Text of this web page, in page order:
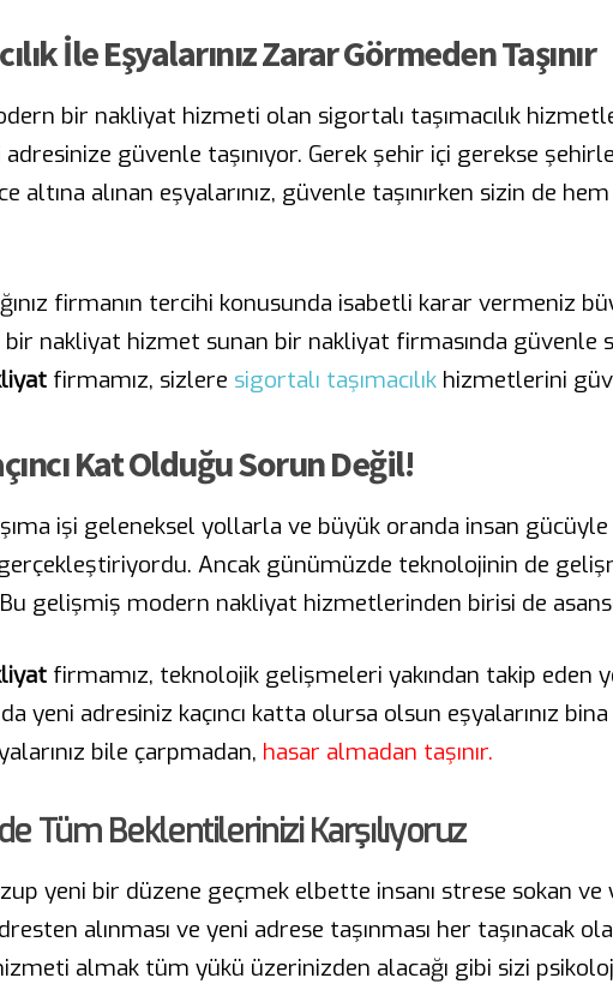
İle Eşyalarınız Zarar Görmeden Taşınır
bir nakliyat hizmeti olan sigortalı taşımacılık
güvenle taşınıyor. Gerek şehir içi gerekse
altına alınan eşyalarınız, güvenle taşınırken sizin de
firmanın tercihi konusunda isabetli karar vermeniz
nakliyat hizmet sunan bir nakliyat firmasında güvenle
firmamız, sizlere sigortalı taşımacılık hizmetlerini
Kat Olduğu Sorun Değil!
işi geleneksel yollarla ve büyük oranda insan
Ancak günümüzde teknolojinin de
gelişmiş modern nakliyat hizmetlerinden birisi de
firmamız, teknolojik gelişmeleri yakından takip eden
yeni adresiniz kaçıncı katta olursa olsun eşyalarınız
bile çarpmadan, hasar almadan taşınır.
Tüm Beklentilerinizi Karşılıyoruz
yeni bir düzene geçmek elbette insanı strese sokan
alınması ve yeni adrese taşınması her taşınacak
almak tüm yükü üzerinizden alacağı gibi sizi